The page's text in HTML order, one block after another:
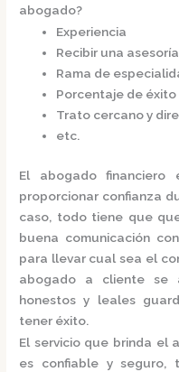
abogado?
Experiencia
Recibir una asesoría
Rama de
Porcentaje de éxito
Trato cercano y
etc.
El abogado financiero
proporcionar confianza
caso, todo tiene que
buena comunicación
para llevar cual sea el
abogado a cliente se
honestos y leales
tener éxito.
El servicio que brinda el
es confiable y seguro,